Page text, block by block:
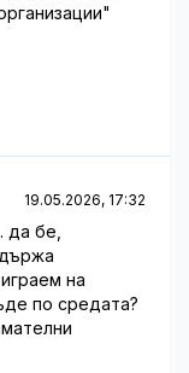
19.05.2026, 17:32
да бе,
на
по средата?